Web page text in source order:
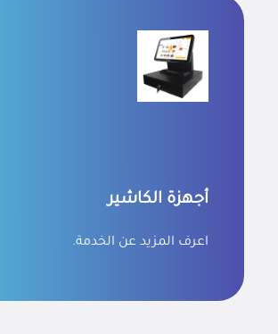
أجهزة الكاشير
اعرف المزيد عن الخدمة.